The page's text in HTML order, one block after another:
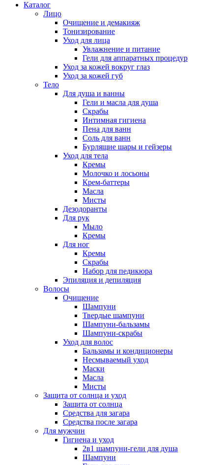
Каталог
Лицо
Очищение и демакияж
Тонизирование
Уход для лица
Увлажнение и питание
Гели для аппаратных процедур
Уход за кожей вокруг глаз
Уход за кожей губ
Тело
Для душа и ванны
Гели и масла для душа
Скрабы
Интимная гигиена
Пена для ванн
Соль для ванн
Бурлящие шары и гейзеры
Уход для тела
Кремы
Молочко и лосьоны
Крем-баттеры
Масла
Мисты
Дезодоранты
Для рук
Мыло
Кремы
Для ног
Кремы
Скрабы
Набор для педикюра
Эпиляция и депиляция
Волосы
Очищение
Шампуни
Твердые шампуни
Шампуни-бальзамы
Шампуни-скрабы
Уход для волос
Бальзамы и кондиционеры
Несмываемый уход
Маски
Масла
Мисты
Защита от солнца и уход
Защита от солнца
Средства для загара
Средства после загара
Для мужчин
Гигиена и уход
2в1 шампуни-гели для душа
Шампуни